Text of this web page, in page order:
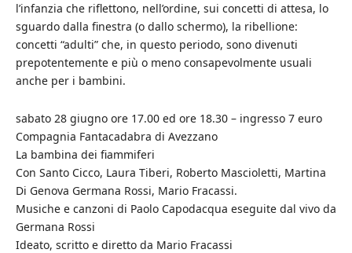
l’infanzia che riflettono, nell’ordine, sui concetti di attesa, lo
sguardo dalla finestra (o dallo schermo), la ribellione:
concetti “adulti” che, in questo periodo, sono divenuti
prepotentemente e più o meno consapevolmente usuali
anche per i bambini.
sabato 28 giugno ore 17.00 ed ore 18.30 – ingresso 7 euro
Compagnia Fantacadabra di Avezzano
La bambina dei fiammiferi
Con Santo Cicco, Laura Tiberi, Roberto Mascioletti, Martina
Di Genova Germana Rossi, Mario Fracassi.
Musiche e canzoni di Paolo Capodacqua eseguite dal vivo da
Germana Rossi
Ideato, scritto e diretto da Mario Fracassi